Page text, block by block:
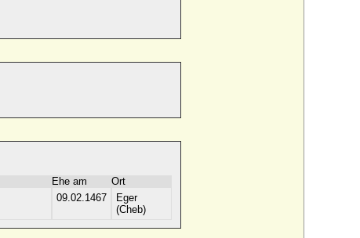
Ehe am
Ort
09.02.1467
Eger
(Cheb)